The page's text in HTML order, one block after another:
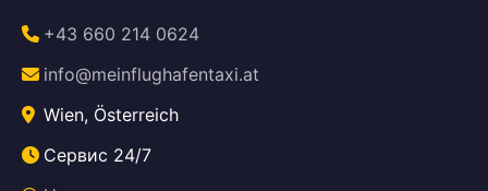
+43 660 214 0624
info@meinflughafentaxi.at
Wien, Österreich
Сервис 24/7